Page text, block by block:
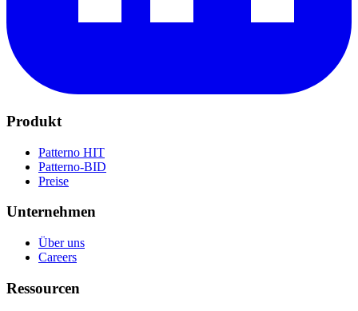
Produkt
Patterno HIT
Patterno-BID
Preise
Unternehmen
Über uns
Careers
Ressourcen